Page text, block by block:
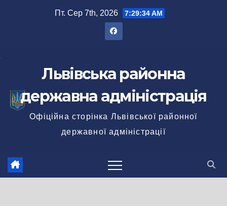
Пт. Сер 7th, 2026 7:29:34 AM
Львівська районна
державна адміністрація
Офіційна сторінка Львівської районної
державної адміністрації